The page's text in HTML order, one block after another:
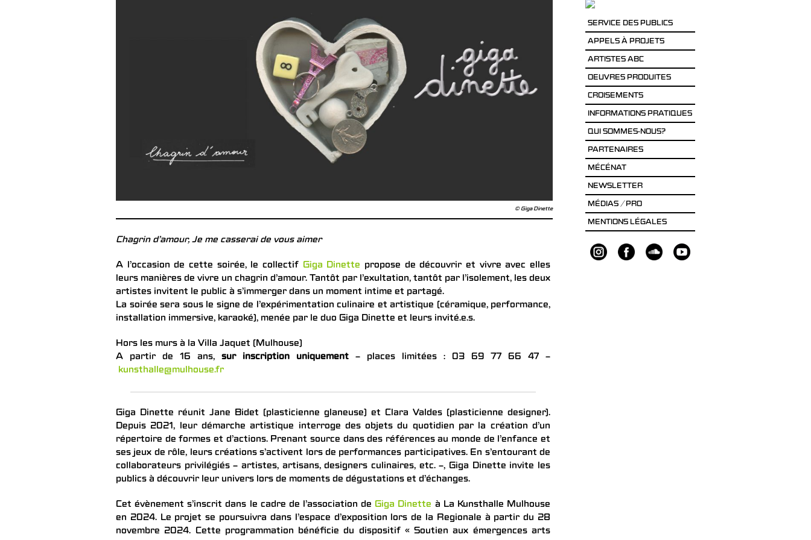
© Giga Dinette
Chagrin d’amour, Je me casserai de vous aimer
A l’occasion de cette soirée, le collectif Giga Dinette propose de découvrir et vivre avec elles
leurs manières de vivre un chagrin d’amour. Tantôt par l’exultation, tantôt par l’isolement, les deux
artistes invitent le public à s’immerger dans un moment intime et partagé.
La soirée sera sous le signe de l’expérimentation culinaire et artistique (céramique, performance,
installation immersive, karaoké), menée par le duo Giga Dinette et leurs invité.e.s.
Hors les murs à la Villa Jaquet (Mulhouse)
A partir de 16 ans, sur inscription uniquement – places limitées : 03 69 77 66 47 –
kunsthalle@mulhouse.fr
Giga Dinette réunit Jane Bidet (plasticienne glaneuse) et Clara Valdes (plasticienne designer).
Depuis 2021, leur démarche artistique interroge des objets du quotidien par la création d’un
répertoire de formes et d’actions. Prenant source dans des références au monde de l’enfance et
ses jeux de rôle, leurs créations s’activent lors de performances participatives. En s’entourant de
collaborateurs privilégiés – artistes, artisans, designers culinaires, etc. –, Giga Dinette invite les
publics à découvrir leur univers lors de moments de dégustations et d’échanges.
Cet évènement s’inscrit dans le cadre de l’association de Giga Dinette à La Kunsthalle Mulhouse
en 2024. Le projet se poursuivra dans l’espace d’exposition lors de la Regionale à partir du 28
novembre 2024. Cette programmation bénéficie du dispositif « Soutien aux émergences arts
SERVICE DES PUBLICS
APPELS À PROJETS
ARTISTES ABC
OEUVRES PRODUITES
CROISEMENTS
INFORMATIONS PRATIQUES
QUI SOMMES-NOUS?
PARTENAIRES
MÉCÉNAT
NEWSLETTER
MÉDIAS / PRO
MENTIONS LÉGALES